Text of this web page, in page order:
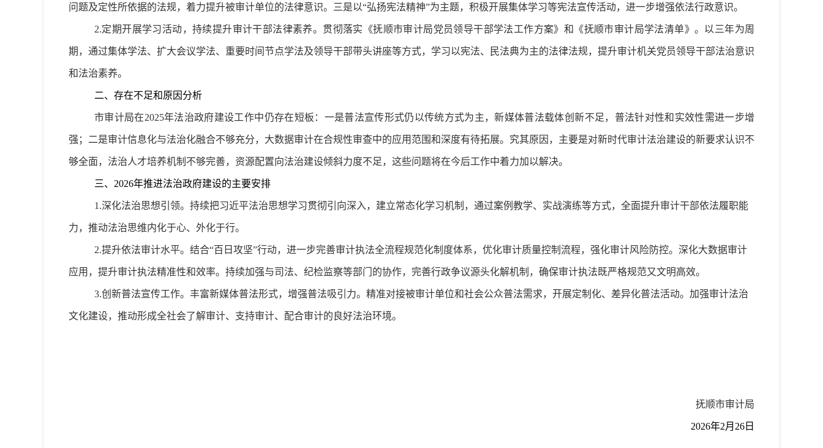
问题及定性所依据的法规‌，着力提升被审计单位的法律意识。三是以“弘扬宪法精神”为主题，积极开展集体学习等宪法宣传活动，进一步增强依法行政意识。
2.定期开展学习活动，持续提升审计干部法律素养。贯彻落实《抚顺市审计局党员领导干部学法工作方案》和《抚顺市审计局学法清单》。以三年为周
期，通过集体学法、扩大会议学法、重要时间节点学法及领导干部带头讲座等方式，学习以宪法、民法典为主的法律法规，提升审计机关党员领导干部法治意识
和法治素养。
二、存在不足和原因分析
市审计局在2025年法治政府建设工作中仍存在短板：一是普法宣传形式仍以传统方式为主，新媒体普法载体创新不足，普法针对性和实效性需进一步增
强；二是审计信息化与法治化融合不够充分，大数据审计在合规性审查中的应用范围和深度有待拓展。究其原因，主要是对新时代审计法治建设的新要求认识不
够全面，法治人才培养机制不够完善，资源配置向法治建设倾斜力度不足，这些问题将在今后工作中着力加以解决。
三、 2026年推进法治政府建设的主要安排
1.深化法治思想引领。持续把习近平法治思想学习贯彻引向深入，建立常态化学习机制，通过案例教学、实战演练等方式，全面提升审计干部依法履职能
力，推动法治思维内化于心、外化于行。
2.提升依法审计水平。结合“百日攻坚”行动，进一步完善审计执法全流程规范化制度体系，优化审计质量控制流程，强化审计风险防控。深化大数据审计
应用，提升审计执法精准性和效率。持续加强与司法、纪检监察等部门的协作，完善行政争议源头化解机制，确保审计执法既严格规范又文明高效。
3.创新普法宣传工作。丰富新媒体普法形式，增强普法吸引力。精准对接被审计单位和社会公众普法需求，开展定制化、差异化普法活动。加强审计法治
文化建设，推动形成全社会了解审计、支持审计、配合审计的良好法治环境。
抚顺市审计局
2026年2月 26 日